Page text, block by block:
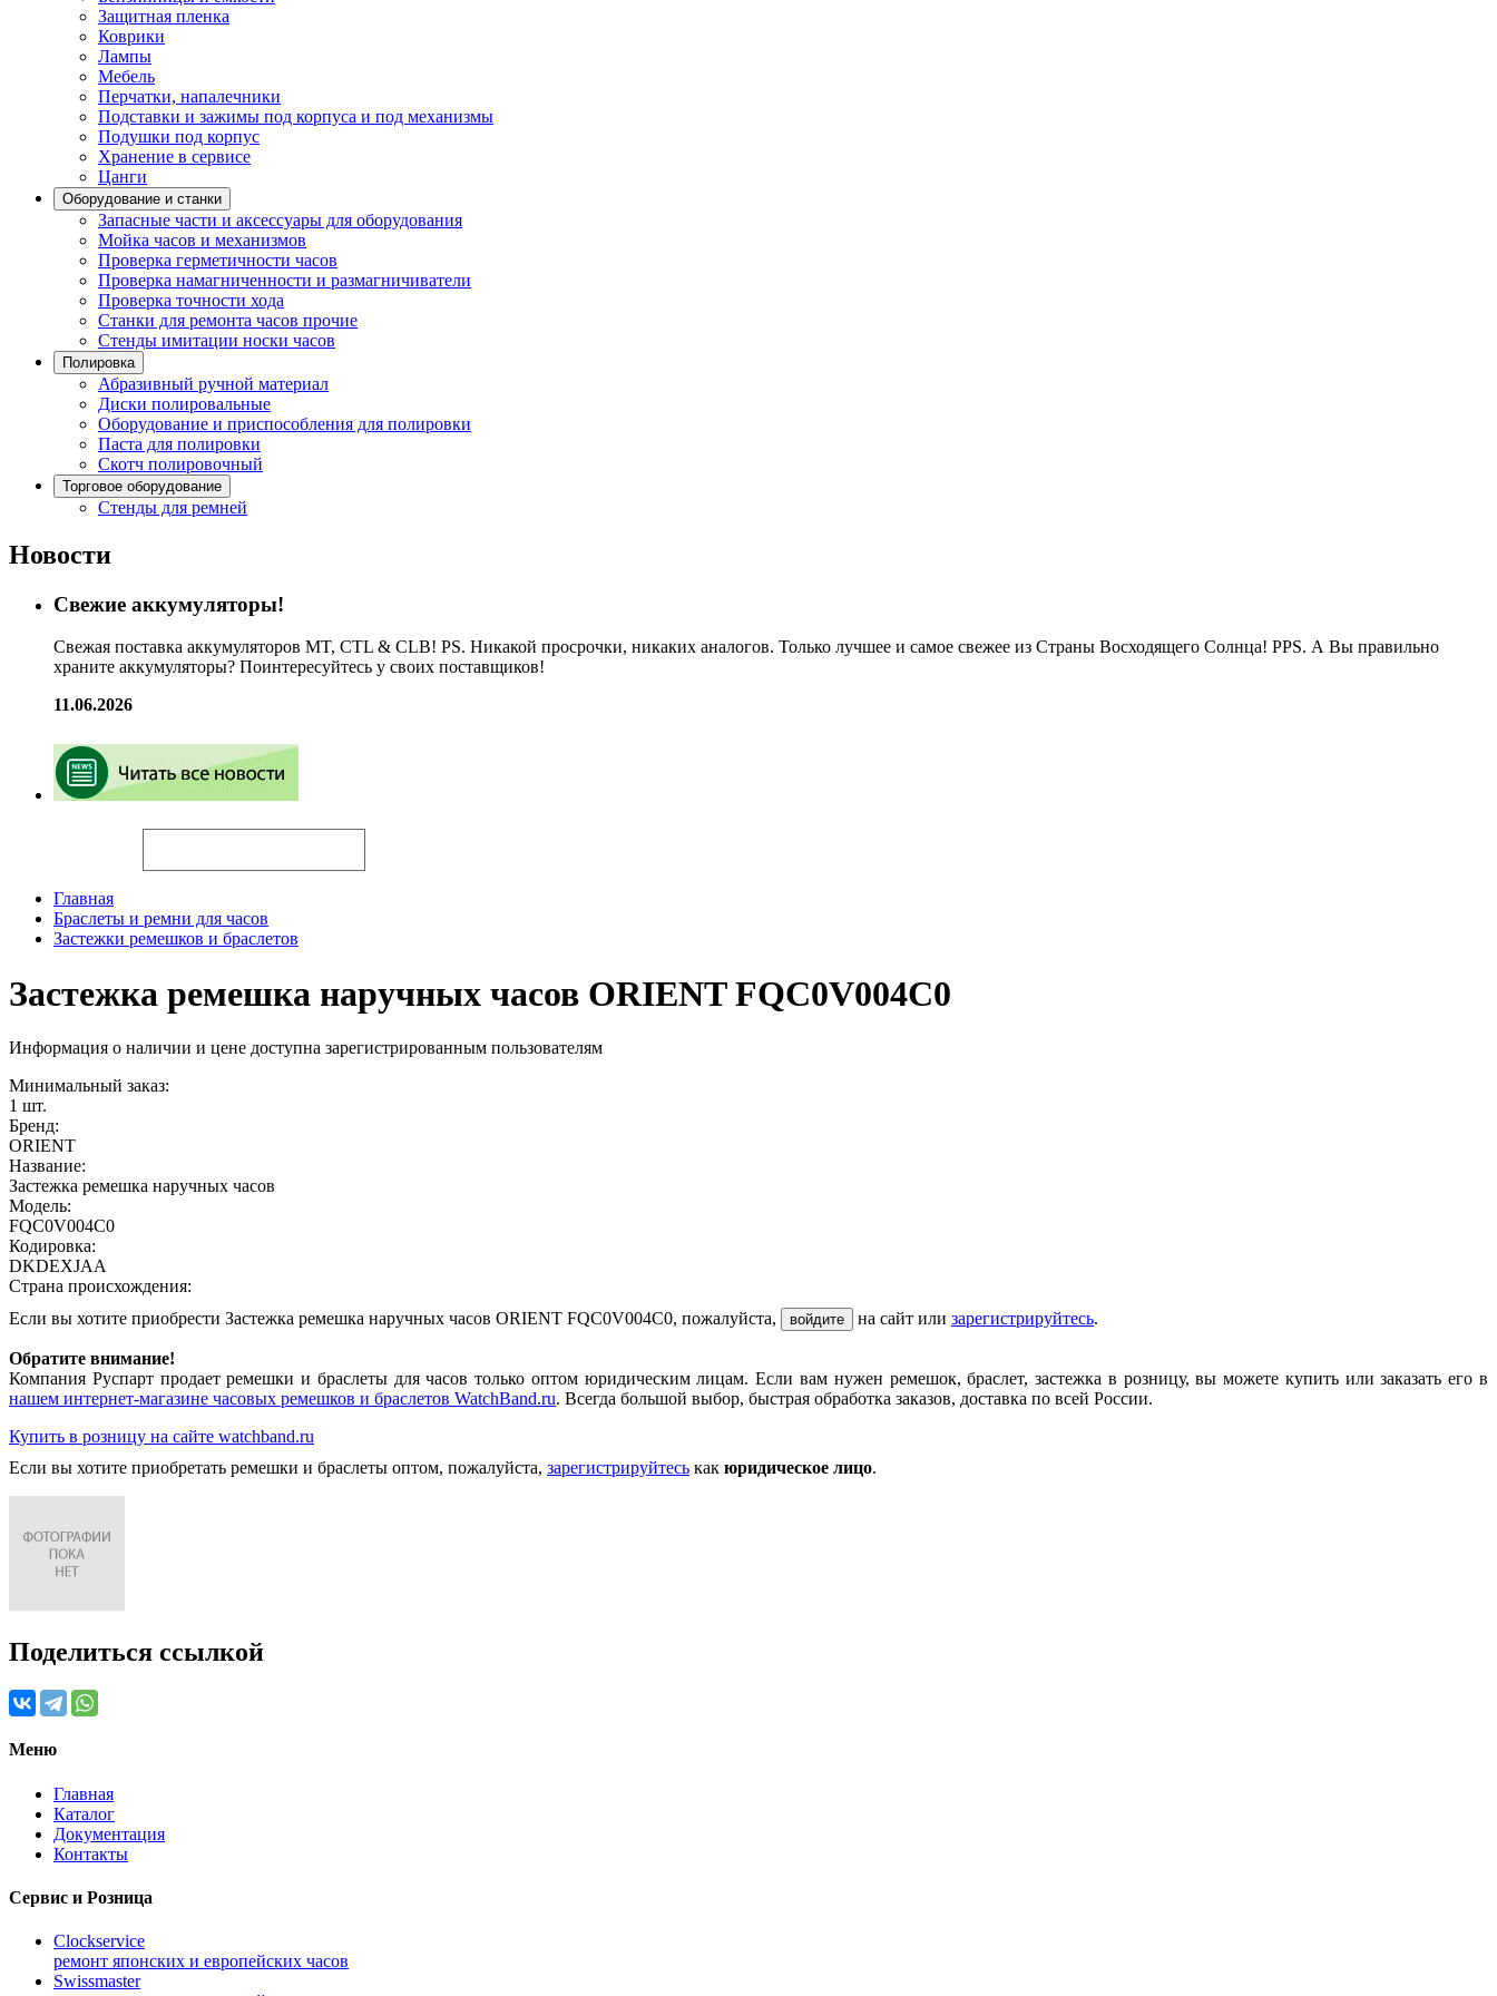
Защитная пленка
Коврики
Лампы
Мебель
Перчатки, напалечники
Подставки и зажимы под корпуса и под механизмы
Подушки под корпус
Хранение в сервисе
Цанги
Оборудование и станки
Запасные части и аксессуары для оборудования
Мойка часов и механизмов
Проверка герметичности часов
Проверка намагниченности и размагничиватели
Проверка точности хода
Станки для ремонта часов прочие
Стенды имитации носки часов
Полировка
Абразивный ручной материал
Диски полировальные
Оборудование и приспособления для полировки
Паста для полировки
Скотч полировочный
Торговое оборудование
Стенды для ремней
Новости
Свежие аккумуляторы!
Свежая поставка аккумуляторов MT, CTL & CLB! PS. Никакой просрочки, никаких аналогов. Только лучшее и самое свежее из Страны Восходящего Солнца! PPS. А Вы правильно
храните аккумуляторы? Поинтересуйтесь у своих поставщиков!
11.06.2026
Главная
Браслеты и ремни для часов
Застежки ремешков и браслетов
Застежка ремешка наручных часов ORIENT FQC0V004C0
Информация о наличии и цене доступна зарегистрированным пользователям
Минимальный заказ:
1 шт.
Бренд:
ORIENT
Название:
Застежка ремешка наручных часов
Модель:
FQC0V004C0
Кодировка:
DKDEXJAA
Страна происхождения:
Если вы хотите приобрести Застежка ремешка наручных часов ORIENT FQC0V004C0, пожалуйста,
войдите на сайт или зарегистрируйтесь.
Обратите внимание!
Компания Руспарт продает ремешки и браслеты для часов только оптом юридическим лицам. Если вам нужен ремешок, браслет, застежка в розницу, вы можете купить или заказать его в
нашем интернет-магазине часовых ремешков и браслетов WatchBand.ru. Всегда большой выбор, быстрая обработка заказов, доставка по всей России.
Купить в розницу на сайте watchband.ru
Если вы хотите приобретать ремешки и браслеты оптом, пожалуйста, зарегистрируйтесь как юридическое лицо.
Поделиться ссылкой
Меню
Главная
Каталог
Документация
Контакты
Сервис и Розница
Clockservice
ремонт японских и европейских часов
Swissmaster